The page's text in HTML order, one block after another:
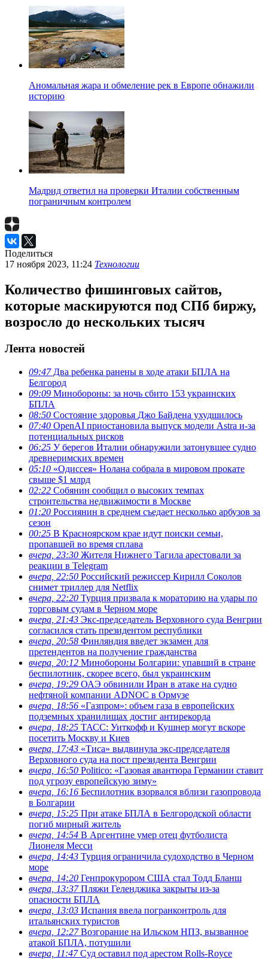
Аномальная жара и обмеление рек в Европе обнажили
историю
Мадрид ответил на проверки Италии собственным
пограничным контролем
Поделиться
17 ноября 2023, 11:24 Технологии
Количество фишинговых сайтов,
которые маскируются под СПб биржу,
возросло до нескольких тысяч
Лента новостей
09:47Два ребенка ранены в ходе атаки БПЛА на
Белгород
09:09 Минобороны: за ночь сбито 153 украинских
БПЛА
08:50 Состояние здоровья Джо Байдена ухудшилось
07:40 OpenAI приостановила выпуск модели Astra и-за
потенциальных рисков
06:25 У берегов Италии обнаружили затонувшее судно
древнеримских времен
05:10 «Одиссея» Нолана собрала в мировом прокате
свыше $1 млрд
02:22 Собянин сообщил о высоких темпах
строительства недвижимости в Москве
01:20 Россиянин в среднем съедает несколько арбузов за
сезон
00:25 В Красноярском крае идут поиски семьи,
пропавшей во время сплава
вчера, 23:30 Жителя Нижнего Тагила арестовали за
реакции в Теlegram
вчера, 22:50 Российский режиссер Кирилл Соколов
снимет триллер для Netflix
вчера, 22:20 Турция призвала к мораторию на удары по
торговым судам в Черном море
вчера, 21:43 Экс-председатель Верховного суда Венгрии
согласился стать президентом республики
вчера, 20:58 Финляндия введет экзамен для
претендентов на получение гражданства
вчера, 20:12 Минобороны Болгарии: упавший в стране
беспилотник, скорее всего, был украинским
вчера, 19:29 ОАЭ обвинили Иран в атаке на судно
нефтяной компании ADNOC в Ормузе
вчера, 18:56 «Газпром»: объем газа в европейских
подземных хранилищах достиг антирекорда
вчера, 18:25 ТАСС: Уиткофф и Кушнер могут вскоре
посетить Москву и Киев
вчера, 17:43 «Тиса» выдвинула экс-председателя
Верховного суда на пост президента Венгрии
вчера, 16:50 Politico: «Газовая авантюра Германии ставит
под угрозу европейскую зиму»
вчера, 16:16 Беспилотник взорвался вблизи газопровода
в Болгарии
вчера, 15:25 При атаке БПЛА в Белгородской области
погиб мирный житель
вчера, 14:54 В Аргентине умер отец футболиста
Лионеля Месси
вчера, 14:43 Турция ограничила судоходство в Черном
море
вчера, 14:20 Генпрокурором США стал Тодд Бланш
вчера, 13:37Пляжи Геленджика закрыты из-за
опасности БПЛА
вчера, 13:03 Испания ввела погранконтроль для
итальянских туристов
вчера, 12:27Возгорание на Ильском НПЗ, вызванное
атакой БПЛА, потушили
вчера, 11:47Суд оставил под арестом Rolls-Royce